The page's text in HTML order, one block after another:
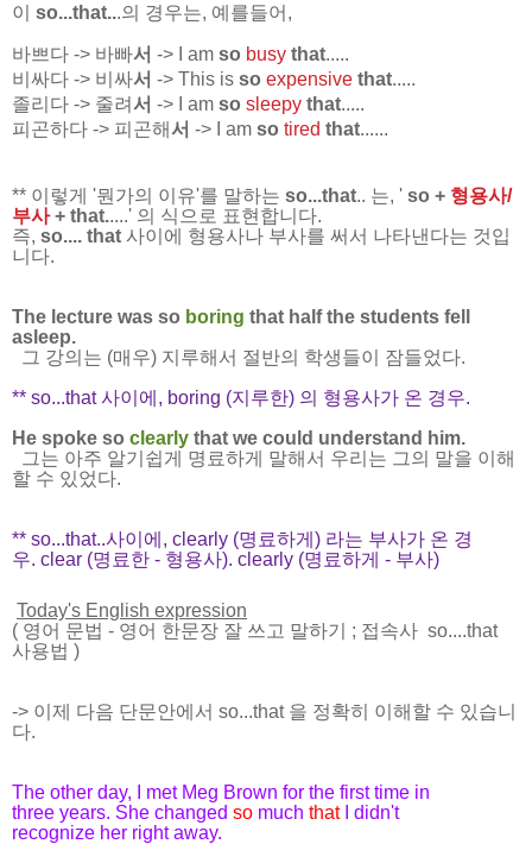
이
so...that...의 경우는, 예를들어,
바쁘다 -> 바빠서 -> I am so busy that.....
비싸다 -> 비싸서 -> This is so expensive that.....
졸리다 -> 줄려서 -> I am so sleepy that.....
피곤하다 -> 피곤해서 -> I am so tired that......
** 이렇게 '뭔가의 이유'를 말하는 so...that.. 는, ' so + 형용사/
부사+ that.....' 의 식으로 표현합니다.
즉, so.... that 사이에 형용사나 부사를 써서 나타낸다는 것입
니다.
The lecture was so boring that half the students fell
asleep.
그 강의는 (매우) 지루해서 절반의 학생들이 잠들었다.
** so...that 사이에, boring (지루한) 의 형용사가 온 경우.
He spoke so clearly that we could understand him.
그는 아주 알기쉽게 명료하게 말해서 우리는 그의 말을 이해
할 수 있었다.
** so...that..사이에, clearly (명료하게) 라는 부사가 온 경
우. clear (명료한 - 형용사). clearly (명료하게 - 부사)
Today's English expression
( 영어 문법 - 영어 한문장 잘 쓰고 말하기
; 접속사 so....that
사용법 )
-> 이제 다음 단문안에서 so...that 을 정확히 이해할 수 있습니
다.
The other day, I met Meg Brown for the first time in
three years. She changed so much thatI didn't
recognize her right away.